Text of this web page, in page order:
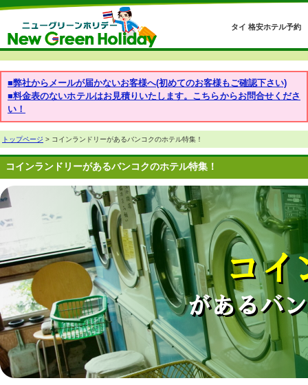
タイ 格安ホテル予約
■弊社からメールが届かないお客様へ(初めてのお客様もご確認下さい)
■料金表のないホテルはお見積りいたします。こちらからお問合せくださ
い！
トップページ > コインランドリーがあるバンコクのホテル特集！
コインランドリーがあるバンコクのホテル特集！